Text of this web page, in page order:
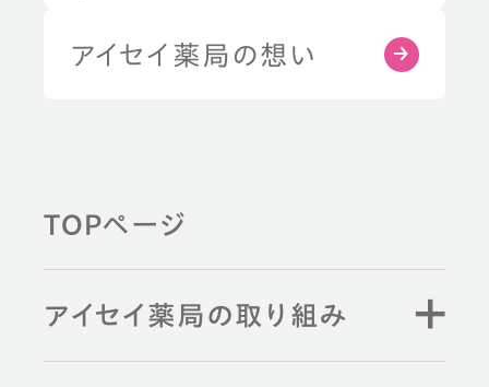
アイセイ薬局の想い
TOPページ
アイセイ薬局の取り組み